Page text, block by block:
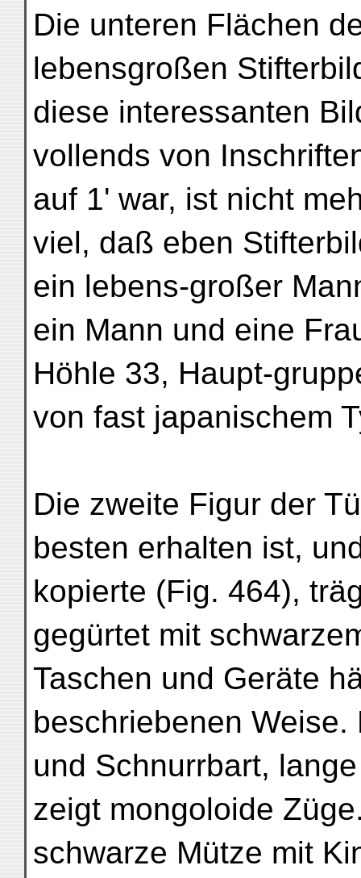
Die unteren Flächen
lebensgroßen
diese interessanten
vollends von
auf 1' war, ist nicht
viel, daß eben
ein lebens-großer
ein Mann und eine
Höhle 33, Haupt-
von fast japanischem
Die zweite Figur der
besten erhalten ist,
kopierte (Fig. 464),
gegürtet mit
Taschen und Geräte
beschriebenen
und Schnurrbart,
zeigt mongoloide
schwarze Mütze mit